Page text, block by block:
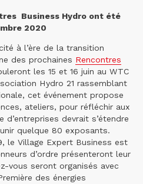
Business Hydro ont été
2020
à l’ère de la transition
des prochaines Rencontres
les 15 et 16 juin au WTC
Hydro 21 rassemblant
cet événement propose
ateliers, pour réfléchir aux
d’entreprises devrait s’étendre
quelque 80 exposants.
le Village Expert Business est
d’ordre présenteront leur
vous seront organisés avec
des énergies